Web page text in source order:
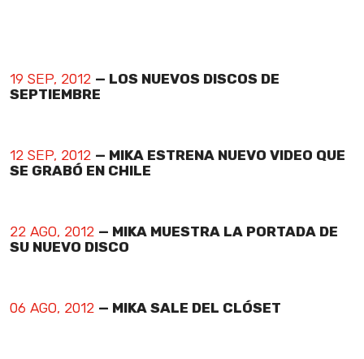
19 SEP, 2012 — LOS NUEVOS DISCOS DE
SEPTIEMBRE
12 SEP, 2012 — MIKA ESTRENA NUEVO VIDEO QUE
SE GRABÓ EN CHILE
22 AGO, 2012 — MIKA MUESTRA LA PORTADA DE
SU NUEVO DISCO
06 AGO, 2012 — MIKA SALE DEL CLÓSET